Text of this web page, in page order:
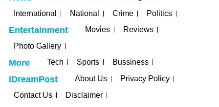
International
National Crime Politics
Entertainment Movies
Reviews
Photo Gallery
More Tech Sports Bussiness
iDreamPost About Us
Privacy Policy
Contact Us
Disclaimer